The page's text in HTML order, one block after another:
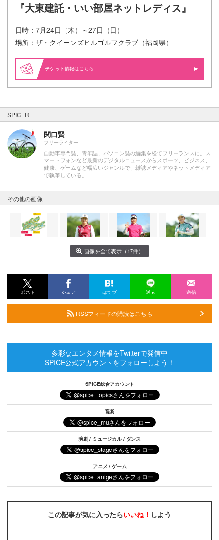
『大東建託・いい部屋ネットレディス』
日時：7月24日（木）～27日（日）
場所：ザ・クイーンズヒルゴルフクラブ（福岡県）
情報はこちら
SPICER
関口賢
フリーライター
自動車専門誌、青年誌、パソコン誌の編集を経てフリーランスに。ス
マートフォンなど最新のデジタルニュースからスポーツ、ビジネス、
健康、ゲームなど幅広いジャンルで、雑誌メディアやネットメディア
で執筆している。
その他の画像
画像を全て表示（17件）
ポスト シェア はてブ 送る 送信
RSSフィードの購読はこちら
多彩なエンタメ情報をTwitterで発信中
SPICE公式アカウントをフォローしよう！
SPICE総合アカウント
音楽
演劇 / ミュージカル / ダンス
アニメ / ゲーム
この記事が気に入ったらいいね！ しよう